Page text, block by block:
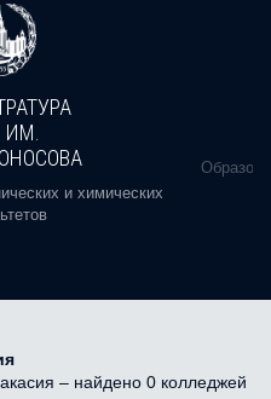
и химических
– найдено 0 колледжей